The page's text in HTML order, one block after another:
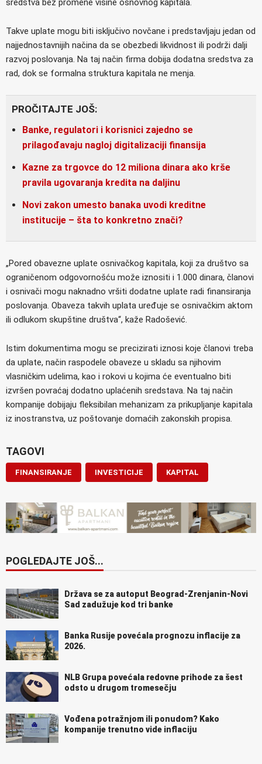
Takve uplate mogu biti isključivo novčane i predstavljaju jedan od
najjednostavnijih načina da se obezbedi likvidnost ili podrži dalji
razvoj poslovanja. Na taj način firma dobija dodatna sredstva za
rad, dok se formalna struktura kapitala ne menja.
PROČITAJTE JOŠ:
Banke, regulatori i korisnici zajedno se
prilagođavaju nagloj digitalizaciji finansija
Kazne za trgovce do 12 miliona dinara ako krše
pravila ugovaranja kredita na daljinu
Novi zakon umesto banaka uvodi kreditne
institucije – šta to konkretno znači?
„Pored obavezne uplate osnivačkog kapitala, koji za društvo sa
ograničenom odgovornošću može iznositi i 1.000 dinara, članovi
i osnivači mogu naknadno vršiti dodatne uplate radi finansiranja
poslovanja. Obaveza takvih uplata uređuje se osnivačkim aktom
ili odlukom skupštine društva“, kaže Radošević.
Istim dokumentima mogu se precizirati iznosi koje članovi treba
da uplate, način raspodele obaveze u skladu sa njihovim
vlasničkim udelima, kao i rokovi u kojima će eventualno biti
izvršen povraćaj dodatno uplaćenih sredstava. Na taj način
kompanije dobijaju fleksibilan mehanizam za prikupljanje kapitala
iz inostranstva, uz poštovanje domaćih zakonskih propisa.
TAGOVI
FINANSIRANJE INVESTICIJE KAPITAL
POGLEDAJTE JOŠ...
Država se za autoput Beograd-Zrenjanin-Novi
Sad zadužuje kod tri banke
Banka Rusije povećala prognozu inflacije za
2026.
NLB Grupa povećala redovne prihode za šest
odsto u drugom tromesečju
Vođena potražnjom ili ponudom? Kako
kompanije trenutno vide inflaciju